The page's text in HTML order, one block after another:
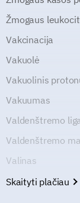
Žmogaus
Vakcinacija
Vakuolė
Vakuolinis
Vakuumas
Valdenštremo
Valdenštremo
Valinas
Skaityti plačiau